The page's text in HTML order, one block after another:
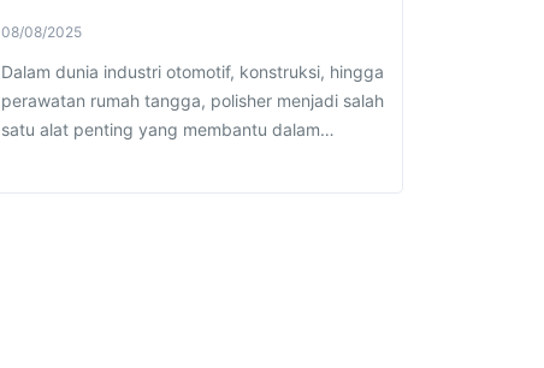
08/08/2025
Dalam dunia industri otomotif, konstruksi, hingga
perawatan rumah tangga, polisher menjadi salah
satu alat penting yang membantu dalam…